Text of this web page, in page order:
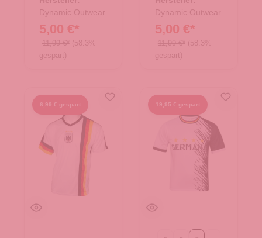
Dynamic Outwear
5,00 €*
11,99 €* (58.3%
gespart)
Dynamic Outwear
5,00 €*
11,99 €* (58.3%
gespart)
6,99 € gespart 19,95 € gespart